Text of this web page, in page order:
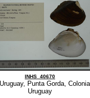
INHS_40670
Punta Gorda,
Uruguay